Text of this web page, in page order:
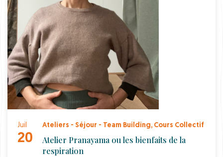
Juil
20
Ateliers - Séjour - Team Building, Cours Collectif
Atelier Pranayama ou les bienfaits de la
respiration